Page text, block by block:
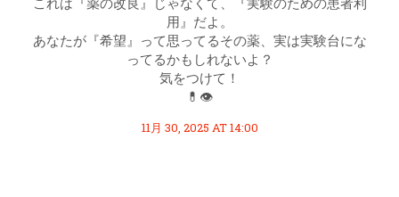
用』だよ。
あなたが『希望』って思ってるその薬、実は実験台にな
ってるかもしれないよ？
気をつけて！
💊👁️
11月 30, 2025 AT 14:00